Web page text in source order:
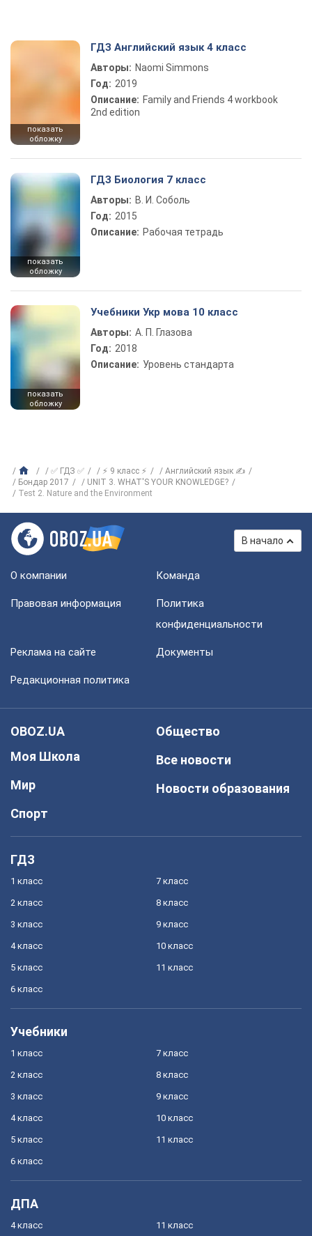
показать
обложку
ГДЗ Английский язык 4 класс
Авторы: Naomi Simmons
Год: 2019
Описание: Family and Friends 4 workbook
2nd edition
показать
обложку
ГДЗ Биология 7 класс
Авторы: В. И. Соболь
Год: 2015
Описание: Рабочая тетрадь
показать
обложку
Учебники Укр мова 10 класс
Авторы: А. П. Глазова
Год: 2018
Описание: Уровень стандарта
✅ ГДЗ ✅ ⚡ 9 класс ⚡
Английский язык ✍
Бондар 2017
UNIT 3. WHAT'S YOUR KNOWLEDGE?
Test 2. Nature and the Environment
В начало
О компании Команда
Правовая информация
Политика
конфиденциальности
Реклама на сайте Документы
Редакционная политика
OBOZ.UA
Моя Школа
Мир
Спорт
Общество
Все новости
Новости образования
ГДЗ
1 класс
2 класс
3 класс
4 класс
5 класс
6 класс
7 класс
8 класс
9 класс
10 класс
11 класс
Учебники
1 класс
2 класс
3 класс
4 класс
5 класс
6 класс
7 класс
8 класс
9 класс
10 класс
11 класс
ДПА
4 класс 11 класс